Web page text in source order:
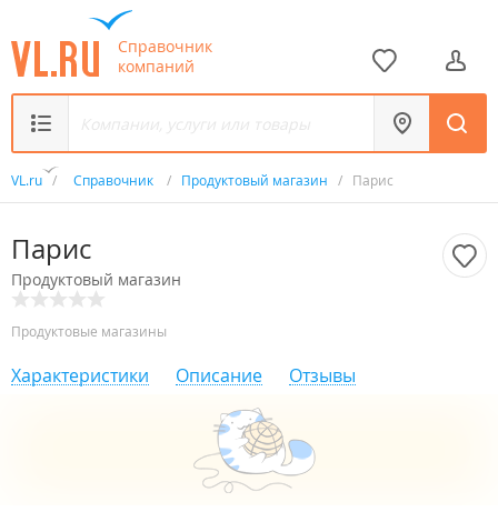
Справочник
компаний
VL.ru / Справочник / Продуктовый магазин / Парис
Парис
Продуктовый магазин
Продуктовые магазины
Характеристики Описание Отзывы